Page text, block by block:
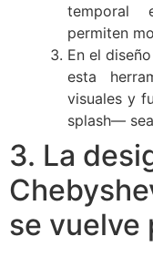
temporal
permiten
En el
esta
visuales y
splash—
3. La
se vuelve